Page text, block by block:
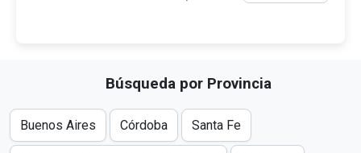
Búsqueda por Provincia
Buenos Aires Córdoba Santa Fe